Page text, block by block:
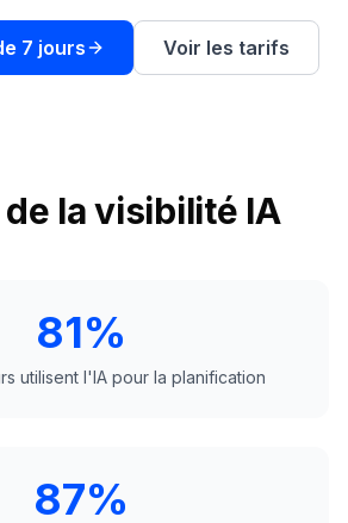
7 jours Voir les tarifs
la visibilité IA
81%
utilisent l'IA pour la planification
87%